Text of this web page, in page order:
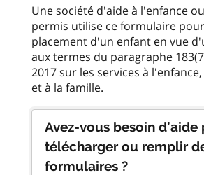
Une société d'aide à l'enfance
permis utilise ce formulaire
placement d'un enfant en vue
aux termes du paragraphe
2017 sur les services à
Avez-vous besoin d’aide
télécharger ou remplir
formulaires ?